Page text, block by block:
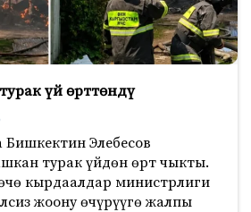
үй өрттөндү
Бишкектин Элебесов
турак үйдөн өрт чыкты.
кырдаалдар министрлиги
жоону өчүрүүгө жалпы